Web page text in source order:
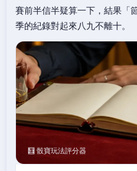
賽前半信半疑算一下，結果「
季的紀錄對起來八九不離十。
🧮 骰寶玩法評分器